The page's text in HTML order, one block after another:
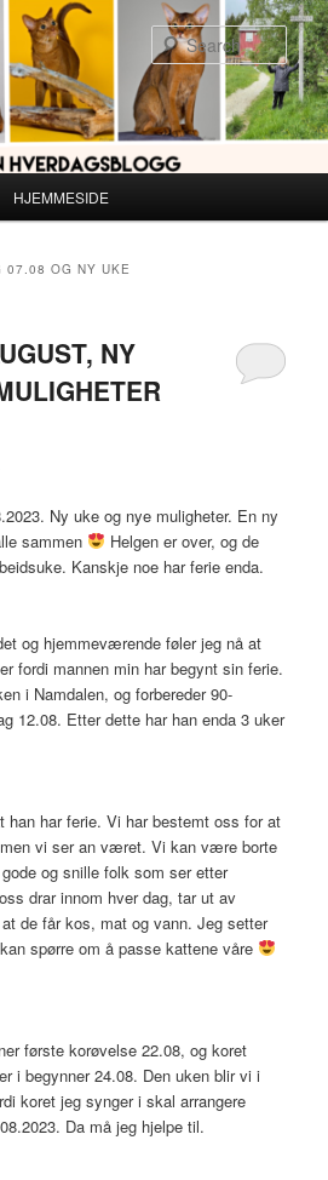
HJEMMESIDE
07.08 OG NY UKE
NY
Ny uke og nye muligheter. En ny
sammen
Helgen er over, og de
Kanskje noe har ferie enda.
og hjemmeværende føler jeg nå at
fordi mannen min har begynt sin ferie.
i Namdalen, og forbereder 90-
12.08. Etter dette har han enda 3 uker
han har ferie. Vi har bestemt oss for at
vi ser an været. Vi kan være borte
og snille folk som ser etter
drar innom hver dag, tar ut av
de får kos, mat og vann. Jeg setter
spørre om å passe kattene våre
første korøvelse 22.08, og koret
i begynner 24.08. Den uken blir vi i
koret jeg synger i skal arrangere
Da må jeg hjelpe til.